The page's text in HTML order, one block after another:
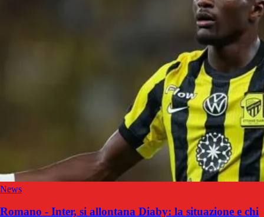
News
Romano - Inter, si allontana Diaby: la situazione e chi